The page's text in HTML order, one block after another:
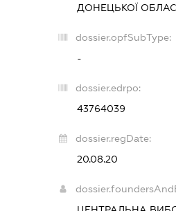
ДОНЕЦЬКОЇ
dossier.opfSubType:
-
dossier.edrpo:
43764039
dossier.regDate:
20.08.20